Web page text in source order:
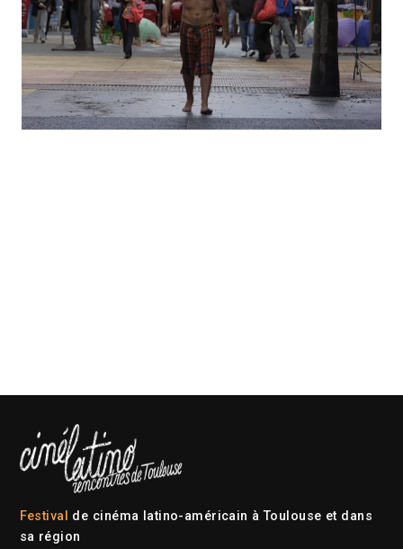
Festival de cinéma latino-américain à Toulouse et dans
sa région